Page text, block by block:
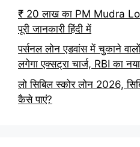
₹ 20 लाख का PM Mudra
पूरी जानकारी हिंदी में
पर्सनल लोन एडवांस में चुकाने
लगेगा एक्सट्रा चार्ज, RBI का
लो सिबिल स्कोर लोन 2026,
कैसे पाएं?